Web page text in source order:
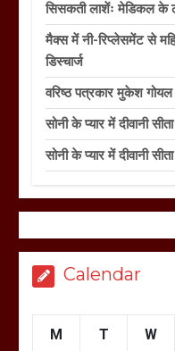
सिसकती लाशेंः मेडिकल के
मैक्स में नी-रिप्लेसमेंट से
डिस्चार्ज
वरिष्ठ पत्रकार मुकेश गोयल
सोनी के प्यार में दीवानी
सोनी के प्यार में दीवानी
Calendar
M T W